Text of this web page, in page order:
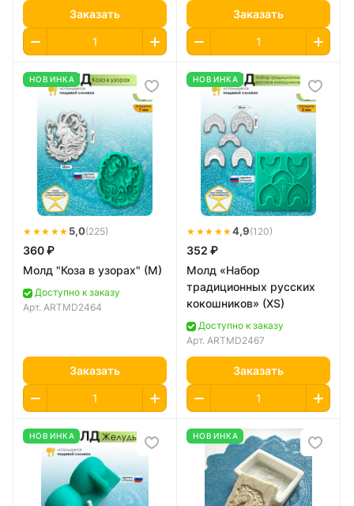
Заказать Заказать
НОВИНКА
★★★★★ 5,0(225)
360 ₽
Молд "Коза в узорах" (M)
Доступно к заказу
Арт. ARTMD2464
Заказать
НОВИНКА
★★★★★4,9(120)
352 ₽
Молд «Набор
традиционных русских
кокошников» (XS)
Доступно к заказу
Арт. ARTMD2467
Заказать
НОВИНКА НОВИНКА